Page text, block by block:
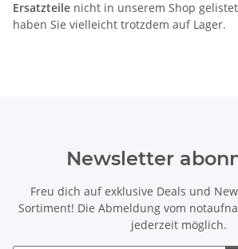
Ersatzteile nicht in unserem Shop
haben Sie vielleicht trotzdem auf Lager.
Newsletter
Freu dich auf exklusive Deals und
Sortiment! Die Abmeldung vom
jederzeit möglich.